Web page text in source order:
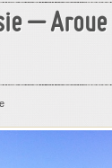
–